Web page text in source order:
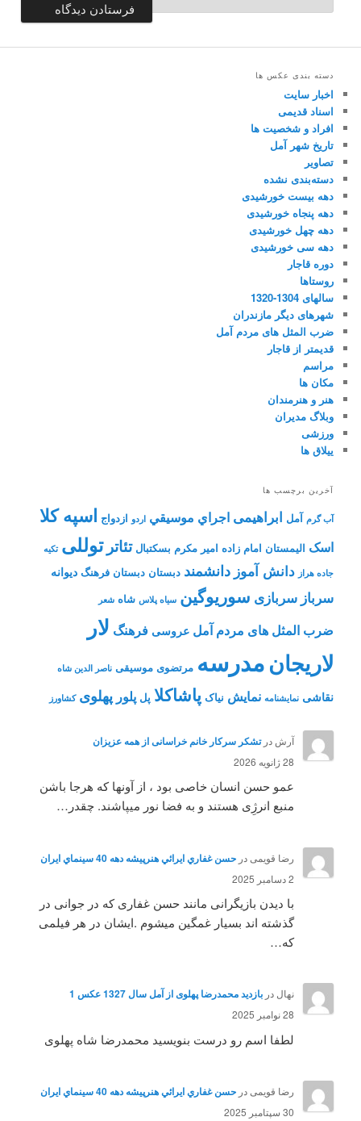
دسته بندی عکس ها
اخبار سایت
اسناد قدیمی
افراد و شخصیت ها
تاریخ شهر آمل
تصاویر
دسته‌بندی نشده
دهه بیست خورشیدی
دهه پنجاه خورشیدی
دهه چهل خورشیدی
دهه سی خورشیدی
دوره قاجار
روستاها
سالهای 1304-1320
شهرهای دیگر مازندران
ضرب المثل های مردم آمل
قدیمتر از قاجار
مراسم
مکان ها
هنر و هنرمندان
وبلاگ مدیران
ورزشی
ییلاق ها
آخرین برچسب ها
آب گرم آمل ابراهیمی اجراي موسيقي اردو ازدواج اسپه کلا
اسک الیمستان امام زاده امیر مکرم بسکتبال تئاتر توللی تکیه
جاده هراز دانش آموز دانشمند دبستان دبستان فرهنگ دیوانه
سرباز سربازی سوریوگین سیاه پلاس شاه شعر
ضرب المثل های مردم آمل عروسی فرهنگ لار
لاریجانمدرسه مرتضوی موسیقی ناصر الدین شاه
نقاشی نمايشنامه نمایش نیاک پاشاکلا پل پلور پهلوی کشاورز
آرش درتشکر سرکار خانم خراسانی از همه عزیزان
28 ژانویه 2026
عمو حسن انسان خاصی بود ، از آونها که هرجا باشن
منبع انرژِی هستند و به فضا نور میپاشند. چقدر…
رضا قویمی در حسن غفاري ايرائي هنرپيشه دهه 40 سينماي ايران
2 دسامبر 2025
با دیدن بازیگرانی مانند حسن غفاری که در جوانی در
گذشته اند بسیار غمگین میشوم .ایشان در هر فیلمی
که…
نهال در بازدید محمدرضا پهلوی از آمل سال 1327 عکس 1
28 نوامبر 2025
لطفا اسم رو درست بنویسید محمدرضا شاه پهلوی
رضا قویمی در حسن غفاري ايرائي هنرپيشه دهه 40 سينماي ايران
30 سپتامبر 2025